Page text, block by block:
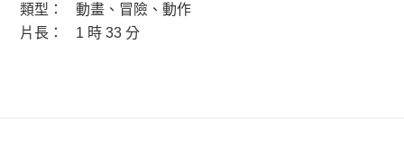
類型：
動畫、冒險、動作
片長：
1 時 33 分